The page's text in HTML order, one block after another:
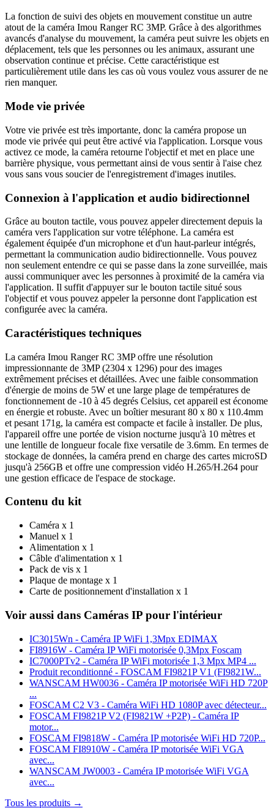
La fonction de suivi des objets en mouvement constitue un autre
atout de la caméra Imou Ranger RC 3MP. Grâce à des algorithmes
avancés d'analyse du mouvement, la caméra peut suivre les objets en
déplacement, tels que les personnes ou les animaux, assurant une
observation continue et précise. Cette caractéristique est
particulièrement utile dans les cas où vous voulez vous assurer de ne
rien manquer.
Mode vie privée
Votre vie privée est très importante, donc la caméra propose un
mode vie privée qui peut être activé via l'application. Lorsque vous
activez ce mode, la caméra retourne l'objectif et met en place une
barrière physique, vous permettant ainsi de vous sentir à l'aise chez
vous sans vous soucier de l'enregistrement d'images inutiles.
Connexion à l'application et audio bidirectionnel
Grâce au bouton tactile, vous pouvez appeler directement depuis la
caméra vers l'application sur votre téléphone. La caméra est
également équipée d'un microphone et d'un haut-parleur intégrés,
permettant la communication audio bidirectionnelle. Vous pouvez
non seulement entendre ce qui se passe dans la zone surveillée, mais
aussi communiquer avec les personnes à proximité de la caméra via
l'application. Il suffit d'appuyer sur le bouton tactile situé sous
l'objectif et vous pouvez appeler la personne dont l'application est
configurée avec la caméra.
Caractéristiques techniques
La caméra Imou Ranger RC 3MP offre une résolution
impressionnante de 3MP (2304 x 1296) pour des images
extrêmement précises et détaillées. Avec une faible consommation
d'énergie de moins de 5W et une large plage de températures de
fonctionnement de -10 à 45 degrés Celsius, cet appareil est économe
en énergie et robuste. Avec un boîtier mesurant 80 x 80 x 110.4mm
et pesant 171g, la caméra est compacte et facile à installer. De plus,
l'appareil offre une portée de vision nocturne jusqu'à 10 mètres et
une lentille de longueur focale fixe versatile de 3.6mm. En termes de
stockage de données, la caméra prend en charge des cartes microSD
jusqu'à 256GB et offre une compression vidéo H.265/H.264 pour
une gestion efficace de l'espace de stockage.
Contenu du kit
Caméra x 1
Manuel x 1
Alimentation x 1
Câble d'alimentation x 1
Pack de vis x 1
Plaque de montage x 1
Carte de positionnement d'installation x 1
Voir aussi dans Caméras IP pour l'intérieur
IC3015Wn - Caméra IP WiFi 1,3Mpx EDIMAX
FI8916W - Caméra IP WiFi motorisée 0,3Mpx Foscam
IC7000PTv2 - Caméra IP WiFi motorisée 1,3 Mpx MP4 ...
Produit reconditionné - FOSCAM FI9821P V1 (FI9821W...
WANSCAM HW0036 - Caméra IP motorisée WiFi HD 720P
...
FOSCAM C2 V3 - Caméra WiFi HD 1080P avec détecteur...
FOSCAM FI9821P V2 (FI9821W +P2P) - Caméra IP
motor...
FOSCAM FI9818W - Caméra IP motorisée WiFi HD 720P...
FOSCAM FI8910W - Caméra IP motorisée WiFi VGA
avec...
WANSCAM JW0003 - Caméra IP motorisée WiFi VGA
avec...
Tous les produits →